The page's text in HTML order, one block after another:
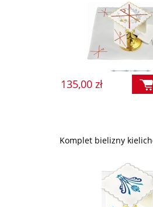
135,00 zł
Komplet bielizny